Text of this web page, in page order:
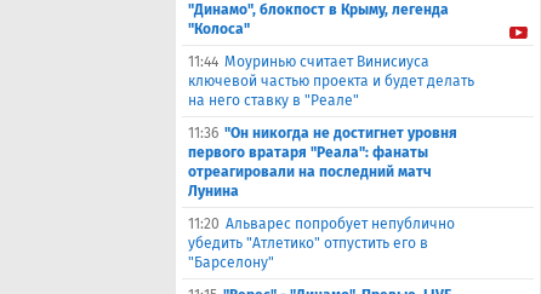
"Динамо", блокпост в Крыму, легенда
"Колоса"
11:44 Моуринью считает Винисиуса
ключевой частью проекта и будет делать
на него ставку в "Реале"
11:36 "Он никогда не достигнет уровня
первого вратаря "Реала": фанаты
отреагировали на последний матч
Лунина
11:20 Альварес попробует непублично
убедить "Атлетико" отпустить его в
"Барселону"